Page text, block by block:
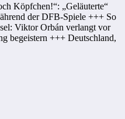
Köpfchen!“: „Geläuterte“
der DFB-Spiele +++ So
Viktor Orbán verlangt vor
begeistern +++ Deutschland,